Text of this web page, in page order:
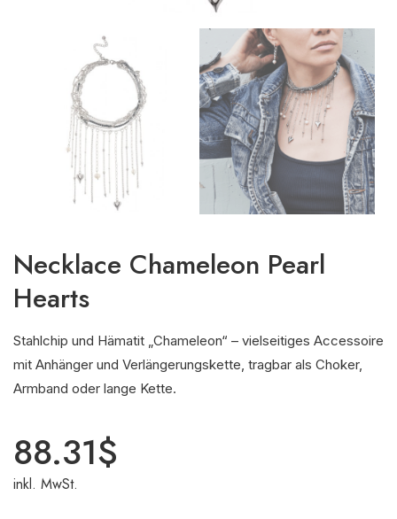
Necklace Chameleon Pearl
Hearts
Stahlchip und Hämatit „Chameleon“ – vielseitiges Accessoire
mit Anhänger und Verlängerungskette, tragbar als Choker,
Armband oder lange Kette.
88.31$
inkl. MwSt.